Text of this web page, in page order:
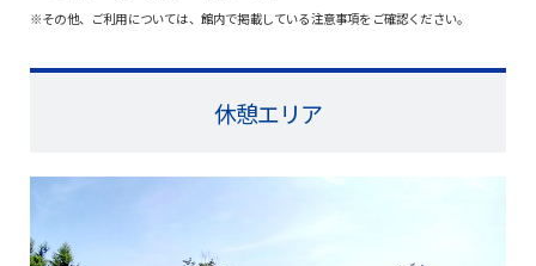
※その他、ご利用については、館内で掲載している注意事項をご確認ください。
休憩エリア